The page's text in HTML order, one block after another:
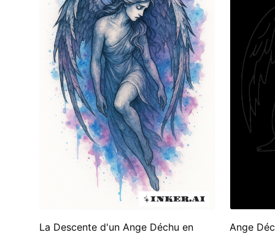
La Descente d'un Ange Déchu en
Ange